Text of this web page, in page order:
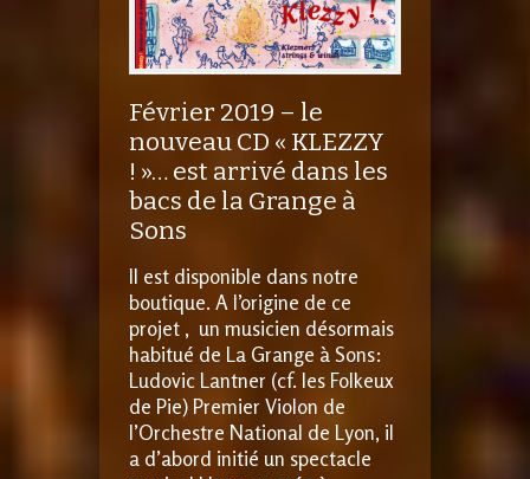
Février 2019 – le
nouveau CD « KLEZZY
! »… est arrivé dans les
bacs de la Grange à
Sons
Il est disponible dans notre
boutique. A l’origine de ce
projet , un musicien désormais
habitué de La Grange à Sons:
Ludovic Lantner (cf. les Folkeux
de Pie) Premier Violon de
l’Orchestre National de Lyon, il
a d’abord initié un spectacle